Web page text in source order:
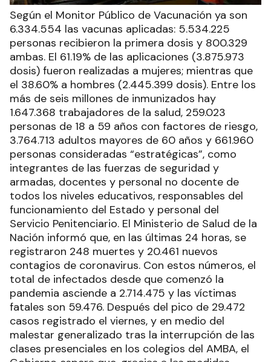
Según el Monitor Público de Vacunación ya son
6.334.554 las vacunas aplicadas: 5.534.225
personas recibieron la primera dosis y 800.329
ambas. El 61.19% de las aplicaciones (3.875.973
dosis) fueron realizadas a mujeres; mientras que
el 38.60% a hombres (2.445.399 dosis). Entre los
más de seis millones de inmunizados hay
1.647.368 trabajadores de la salud, 259.023
personas de 18 a 59 años con factores de riesgo,
3.764.713 adultos mayores de 60 años y 661.960
personas consideradas “estratégicas”, como
integrantes de las fuerzas de seguridad y
armadas, docentes y personal no docente de
todos los niveles educativos, responsables del
funcionamiento del Estado y personal del
Servicio Penitenciario. El Ministerio de Salud de la
Nación informó que, en las últimas 24 horas, se
registraron 248 muertes y 20.461 nuevos
contagios de coronavirus. Con estos números, el
total de infectados desde que comenzó la
pandemia asciende a 2.714.475 y las víctimas
fatales son 59.476. Después del pico de 29.472
casos registrado el viernes, y en medio del
malestar generalizado tras la interrupción de las
clases presenciales en los colegios del AMBA, el